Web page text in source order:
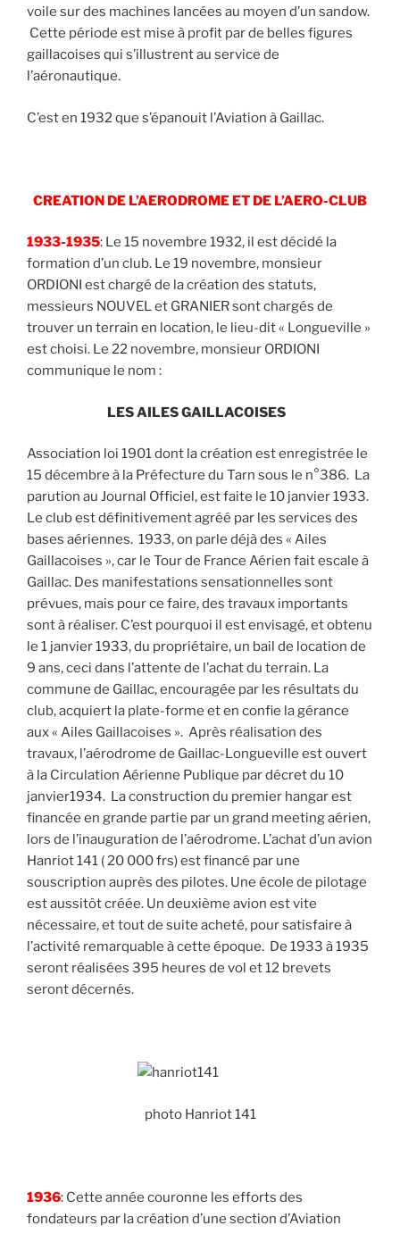
voile sur des machines lancées au moyen d’un sandow.
Cette période est mise à profit par de belles figures
gaillacoises qui s’illustrent au service de
l’aéronautique.
C’est en 1932 que s’épanouit l’Aviation à Gaillac.
CREATION DE L’AERODROME ET DE L’AERO-CLUB
1933-1935: Le 15 novembre 1932, il est décidé la
formation d’un club. Le 19 novembre, monsieur
ORDIONI est chargé de la création des statuts,
messieurs NOUVEL et GRANIER sont chargés de
trouver un terrain en location, le lieu-dit « Longueville »
est choisi. Le 22 novembre, monsieur ORDIONI
communique le nom :
LES AILES GAILLACOISES
Association loi 1901 dont la création est enregistrée le
15 décembre à la Préfecture du Tarn sous le n°386. La
parution au Journal Officiel, est faite le 10 janvier 1933.
Le club est définitivement agréé par les services des
bases aériennes. 1933, on parle déjà des « Ailes
Gaillacoises », car le Tour de France Aérien fait escale à
Gaillac. Des manifestations sensationnelles sont
prévues, mais pour ce faire, des travaux importants
sont à réaliser. C’est pourquoi il est envisagé, et obtenu
le 1 janvier 1933, du propriétaire, un bail de location de
9 ans, ceci dans l’attente de l’achat du terrain. La
commune de Gaillac, encouragée par les résultats du
club, acquiert la plate-forme et en confie la gérance
aux « Ailes Gaillacoises ». Après réalisation des
travaux, l’aérodrome de Gaillac-Longueville est ouvert
à la Circulation Aérienne Publique par décret du 10
janvier1934. La construction du premier hangar est
financée en grande partie par un grand meeting aérien,
lors de l’inauguration de l’aérodrome. L’achat d’un avion
Hanriot 141 ( 20 000 frs) est financé par une
souscription auprès des pilotes. Une école de pilotage
est aussitôt créée. Un deuxième avion est vite
nécessaire, et tout de suite acheté, pour satisfaire à
l’activité remarquable à cette époque. De 1933 à 1935
seront réalisées 395 heures de vol et 12 brevets
seront décernés.
photo Hanriot 141
1936: Cette année couronne les efforts des
fondateurs par la création d’une section d’Aviation